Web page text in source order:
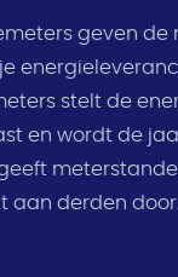
geven
stelt de
en wordt de
aan derden